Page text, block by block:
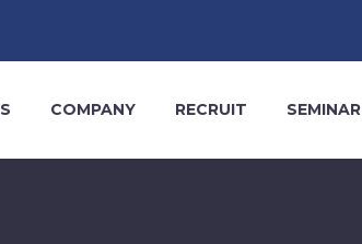
COMPANY RECRUIT SEMINAR